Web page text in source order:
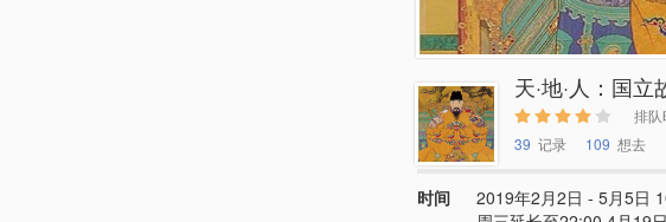
天·地·人：国
排队
39 记录 109 想去
时间
2019年2月2日 - 5月5日